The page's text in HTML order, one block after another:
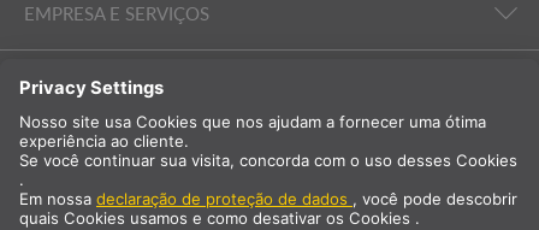
EMPRESA E SERVIÇOS
ILUMINAÇÃO DE SALAS
EMPRESA E SERVIÇOS
Internacional